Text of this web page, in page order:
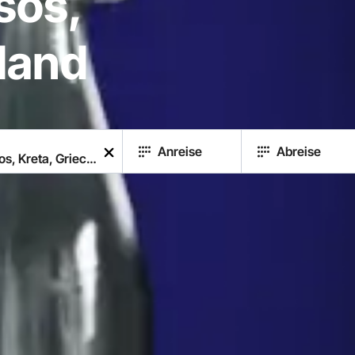
Anreise Abreise